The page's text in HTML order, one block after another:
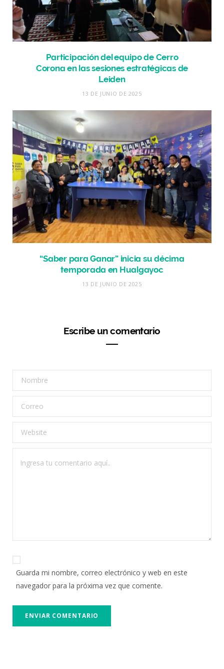
Participación del equipo de Cerro
Corona en las sesiones estratégicas de
Leiden
13 DE JUNIO DE 2025
“Saber para Ganar” inicia su décima
temporada en Hualgayoc
13 DE JUNIO DE 2025
Escribe un comentario
Guarda mi nombre, correo electrónico y web en este
navegador para la próxima vez que comente.